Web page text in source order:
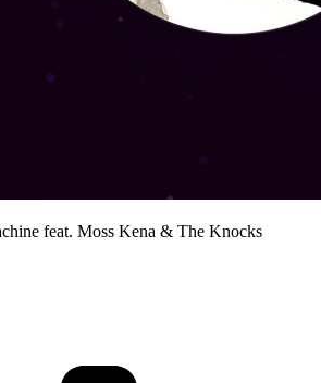
feat. Moss Kena & The Knocks